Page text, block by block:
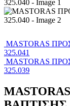
MASTORAS
325.041
MASTORAS
325.039